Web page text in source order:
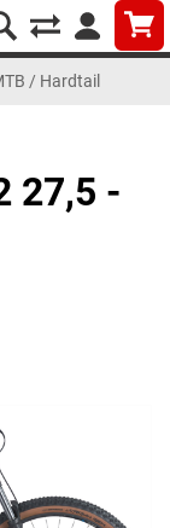
/ Hardtail
27,5 -